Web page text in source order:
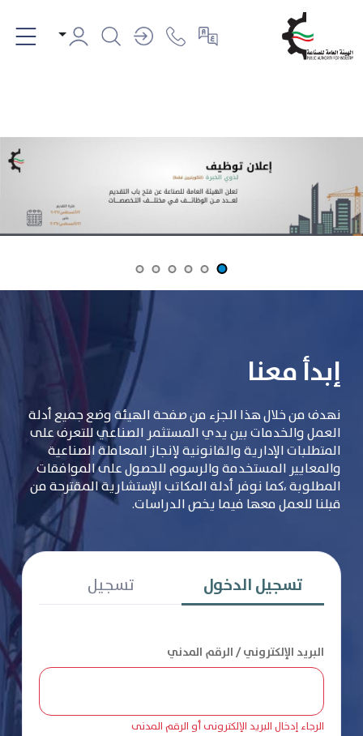
إبدأ معنا
نهدف من خلال هذا الجزء من صفحة الهيئة وضع جميع أدلة
العمل والخدمات بين يدي المستثمر الصناعي للتعرف على
المتطلبات الإدارية والقانونية لإنجاز المعاملة الصناعية
والمعايير المستخدمة والرسوم للحصول على الموافقات
المطلوبة ،كما نوفر أدلة المكاتب الإستشارية المقترحة من
قبلنا للعمل معها فيما يخص الدراسات.
تسجيل الدخول تسجيل
البريد الإلكتروني / الرقم المدني
الرجاء إدخال البريد الإلكترونى أو الرقم المدنى